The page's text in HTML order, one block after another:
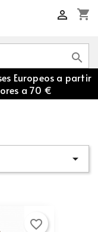
shopping_cart


Europeos a partir
a 70 €

favorite_border